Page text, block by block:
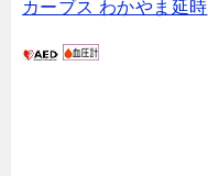
カーブス わかやま延時